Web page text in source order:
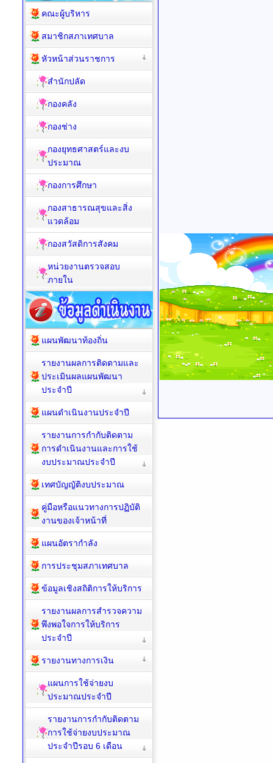
คณะผู้บริหาร
สมาชิกสภาเทศบาล
หัวหน้าส่วนราชการ
สำนักปลัด
กองคลัง
กองช่าง
กองยุทธศาสตร์และงบ
ประมาณ
กองการศึกษา
กองสาธารณสุขและสิ่ง
แวดล้อม
กองสวัสดิการสังคม
หน่วยงานตรวจสอบ
ภายใน
แผนพัฒนาท้องถิ่น
รายงานผลการติดตามและ
ประเมินผลแผนพัฒนา
ประจำปี
แผนดำเนินงานประจำปี
รายงานการกำกับติดตาม
การดำเนินงานและการใช้
งบประมาณประจำปี
เทศบัญญัติงบประมาณ
คู่มือหรือแนวทางการปฏิบัติ
งานของเจ้าหน้าที่
แผนอัตรากำลัง
การประชุมสภาเทศบาล
ข้อมูลเชิงสถิติการให้บริการ
รายงานผลการสำรวจความ
พึงพอใจการให้บริการ
ประจำปี
รายงานทางการเงิน
แผนการใช้จ่ายงบ
ประมาณประจำปี
รายงานการกำกับติดตาม
การใช้จ่ายงบประมาณ
ประจำปีรอบ 6 เดือน